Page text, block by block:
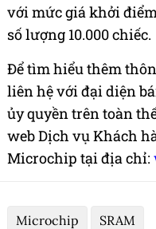
với mức giá khởi
số lượng 10.000 chiếc.
Để tìm hiểu thêm
liên hệ với đại diện
ủy quyền trên toàn
web Dịch vụ Khách
Microchip tại địa chỉ:
Microchip SRAM